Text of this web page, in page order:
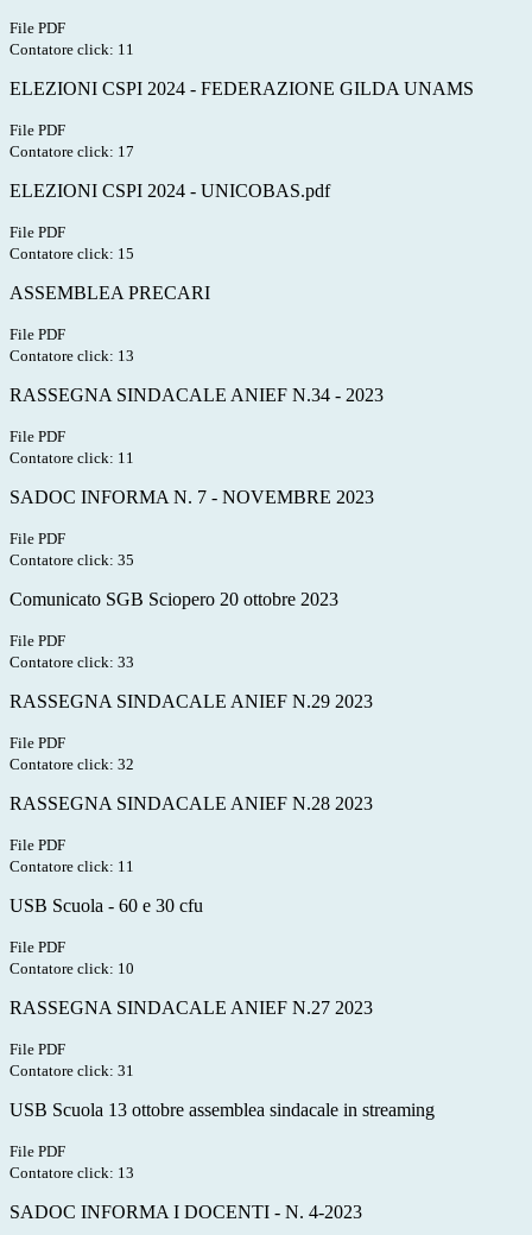
File PDF
Contatore click: 11
ELEZIONI CSPI 2024 - FEDERAZIONE GILDA UNAMS
File PDF
Contatore click: 17
ELEZIONI CSPI 2024 - UNICOBAS.pdf
File PDF
Contatore click: 15
ASSEMBLEA PRECARI
File PDF
Contatore click: 13
RASSEGNA SINDACALE ANIEF N.34 - 2023
File PDF
Contatore click: 11
SADOC INFORMA N. 7 - NOVEMBRE 2023
File PDF
Contatore click: 35
Comunicato SGB Sciopero 20 ottobre 2023
File PDF
Contatore click: 33
RASSEGNA SINDACALE ANIEF N.29 2023
File PDF
Contatore click: 32
RASSEGNA SINDACALE ANIEF N.28 2023
File PDF
Contatore click: 11
USB Scuola - 60 e 30 cfu
File PDF
Contatore click: 10
RASSEGNA SINDACALE ANIEF N.27 2023
File PDF
Contatore click: 31
USB Scuola 13 ottobre assemblea sindacale in streaming
File PDF
Contatore click: 13
SADOC INFORMA I DOCENTI - N. 4-2023